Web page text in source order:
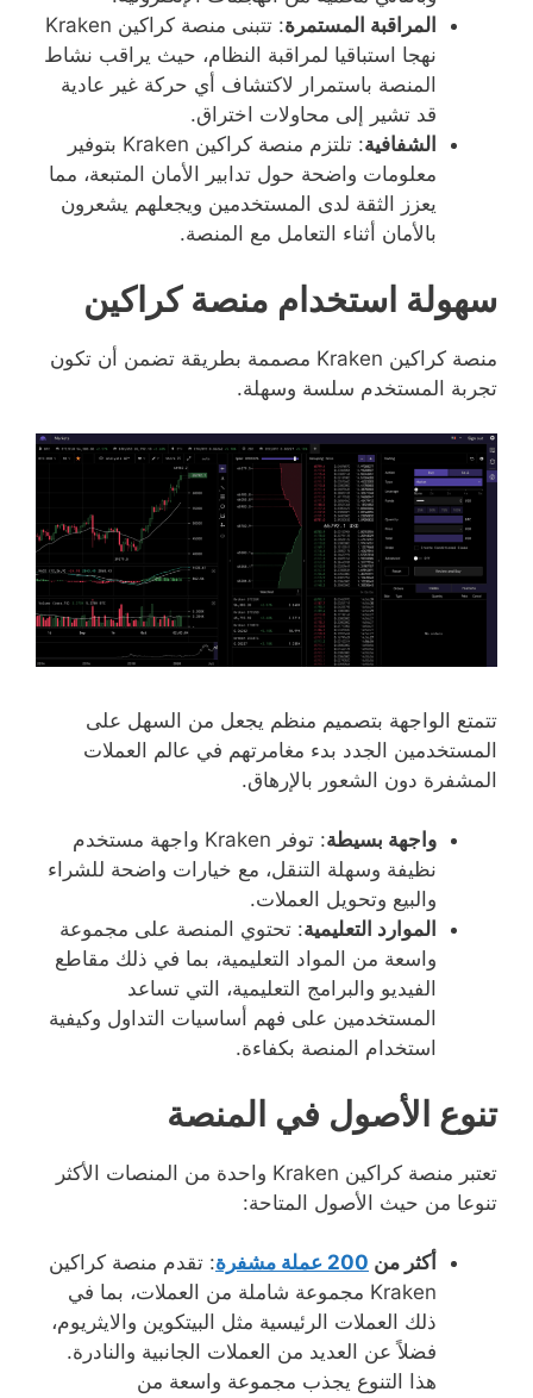
المراقبة المستمرة
: تتبنى منصة كراكين Kraken
نهجا استباقيا لمراقبة النظام، حيث يراقب نشاط
المنصة باستمرار لاكتشاف أي حركة غير عادية
قد تشير إلى محاولات اختراق.
الشفافية
: تلتزم منصة كراكين Kraken بتوفير
معلومات واضحة حول تدابير الأمان المتبعة، مما
يعزز الثقة لدى المستخدمين ويجعلهم يشعرون
بالأمان أثناء التعامل مع المنصة.
سهولة استخدام منصة كراكين
منصة كراكين Kraken مصممة بطريقة تضمن أن تكون
تجربة المستخدم سلسة وسهلة.
تتمتع الواجهة بتصميم منظم يجعل من السهل على
المستخدمين الجدد بدء مغامرتهم في عالم العملات
المشفرة دون الشعور بالإرهاق.
واجهة بسيطة
: توفر Kraken واجهة مستخدم
نظيفة وسهلة التنقل، مع خيارات واضحة للشراء
والبيع وتحويل العملات.
الموارد التعليمية: تحتوي المنصة على مجموعة
واسعة من المواد التعليمية، بما في ذلك مقاطع
الفيديو والبرامج التعليمية، التي تساعد
المستخدمين على فهم أساسيات التداول وكيفية
استخدام المنصة بكفاءة.
تنوع الأصول في المنصة
تعتبر منصة كراكين Kraken واحدة من المنصات الأكثر
تنوعا من حيث الأصول المتاحة:
أكثر من 200 عملة مشفرة
: تقدم منصة كراكين
Kraken مجموعة شاملة من العملات، بما في
ذلك العملات الرئيسية مثل البيتكوين والايثريوم،
فضلاً عن العديد من العملات الجانبية والنادرة.
هذا التنوع يجذب مجموعة واسعة من